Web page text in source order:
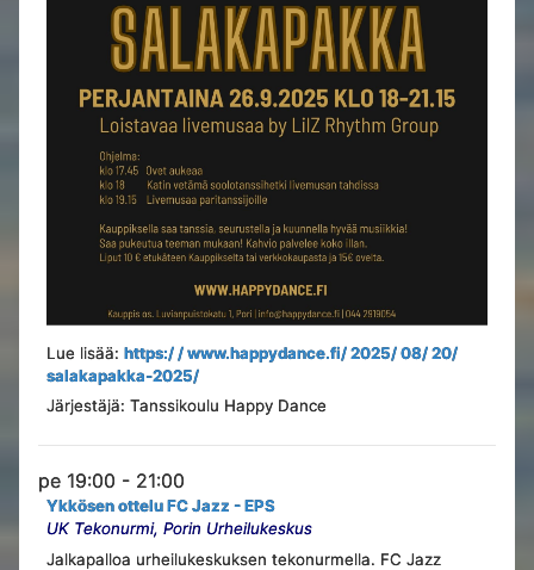
Lue lisää: https:/ / www.happydance.fi/ 2025/ 08/ 20/
salakapakka-2025/
Järjestäjä: Tanssikoulu Happy Dance
pe 19:00 - 21:00
Ykkösen ottelu FC Jazz - EPS
UK Tekonurmi, Porin Urheilukeskus
Jalkapalloa urheilukeskuksen tekonurmella. FC Jazz